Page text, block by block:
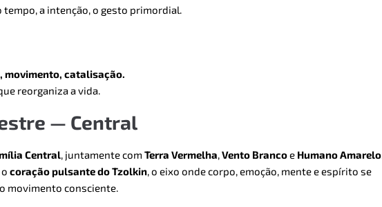
tempo, a intenção, o gesto primordial.
movimento, catalisação.
reorganiza a vida.
— Central
Central , juntamente com Terra Vermelha Vento Brancoe Humano Amarelo
coração pulsante do Tzolkin , o eixo onde corpo, emoção, mente e espírito se
movimento consciente.